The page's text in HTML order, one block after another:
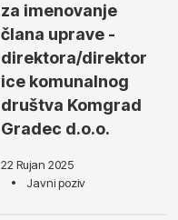
za imenovanje
člana uprave -
direktora/direktor
ice komunalnog
društva Komgrad
Gradec d.o.o.
22 Rujan 2025
Javni poziv